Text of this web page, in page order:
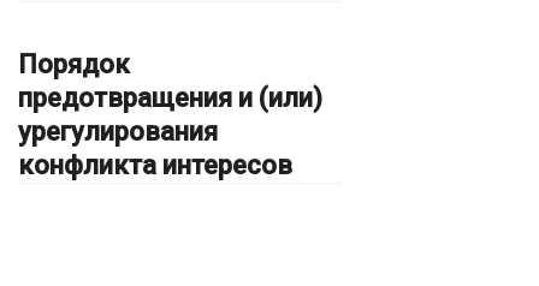
Порядок
предотвращения и (или)
урегулирования
конфликта интересов